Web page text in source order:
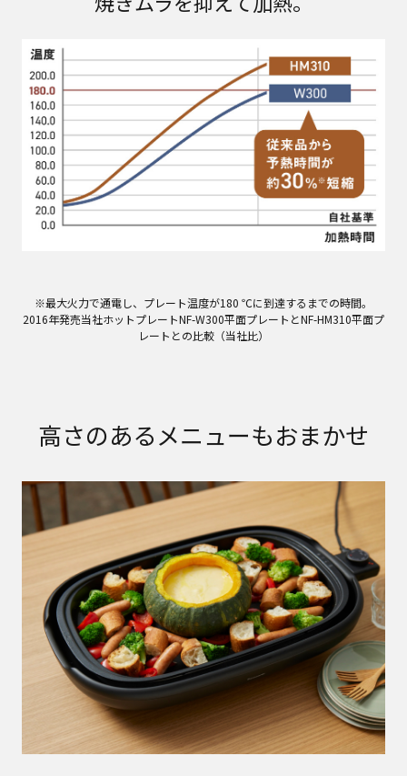
※最大火力で通電し、プレート温度が180 ℃に到達するまでの時間。
2016年発売当社ホットプレートNF-W300平面プレートとNF-HM310平面プ
レートとの比較（当社比）​
高さのあるメニューもおまかせ